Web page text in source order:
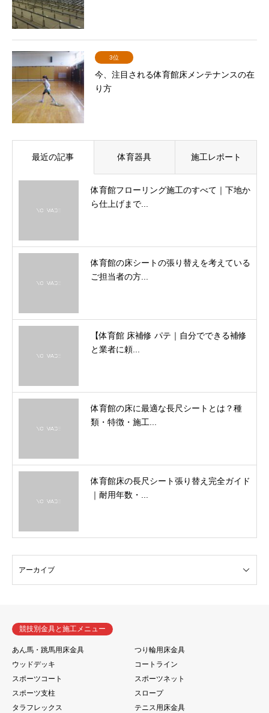
3位
今、注目される体育館床メンテナンスの在
り方
最近の記事 体育器具 施工レポート
体育館フローリング施工のすべて｜下地か
ら仕上げまで...
体育館の床シートの張り替えを考えている
ご担当者の方...
【体育館 床補修 パテ｜自分でできる補修
と業者に頼...
体育館の床に最適な長尺シートとは？種
類・特徴・施工...
体育館床の長尺シート張り替え完全ガイド
｜耐用年数・...
競技別金具と施工メニュー
あん馬・跳馬用床金具
つり輪用床金具
ウッドデッキ
コートライン
スポーツコート
スポーツネット
スポーツ支柱
スロープ
タラフレックス
テニス用床金具